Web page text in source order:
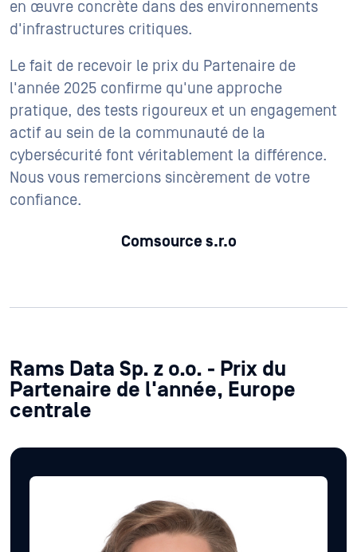
en œuvre concrète dans des environnements
d'infrastructures critiques.
Le fait de recevoir le prix du Partenaire de
l'année 2025 confirme qu'une approche
pratique, des tests rigoureux et un engagement
actif au sein de la communauté de la
cybersécurité font véritablement la différence.
Nous vous remercions sincèrement de votre
confiance.
Comsource s.r.o
Rams Data Sp. z o.o. - Prix du
Partenaire de l'année, Europe
centrale